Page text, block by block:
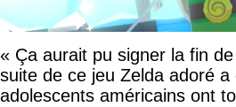
« Ça aurait pu signer la fin
suite de ce jeu Zelda adoré
adolescents américains ont